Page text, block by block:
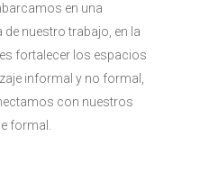
en una
nuestro trabajo, en la
fortalecer los espacios
informal y no formal,
con nuestros
formal.